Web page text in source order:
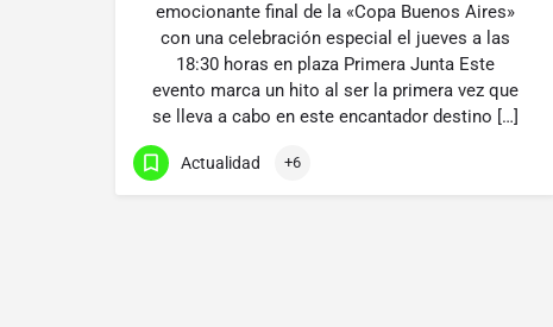
emocionante final de la «Copa Buenos Aires»
con una celebración especial el jueves a las
18:30 horas en plaza Primera Junta Este
evento marca un hito al ser la primera vez que
se lleva a cabo en este encantador destino […]
Actualidad +6